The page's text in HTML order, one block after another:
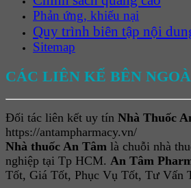
Phản ứng, khiếu nại
Quy trình biên tập nội
Sitemap
CÁC LIÊN KẾ BÊN
Đối tác liên kết uy tín Nhà Thuốc
https://antampharmacy.vn/
Nhà thuốc An Tâm là chuỗi nhà
nghiệp tại Tp HCM. An Tâm
Tốt, Giá Tốt, Phục Vụ Tốt, Tư Vấn